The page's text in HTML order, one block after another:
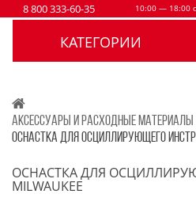
8 800 333-60-35
10:00 — 18:00
КАТЕГОРИИ
АКСЕССУАРЫ И РАСХОДНЫЕ МАТЕРИАЛЫ
ОСНАСТКА ДЛЯ ОСЦИЛЛИРУЮЩЕГО
ОСНАСТКА ДЛЯ
MILWAUKEE